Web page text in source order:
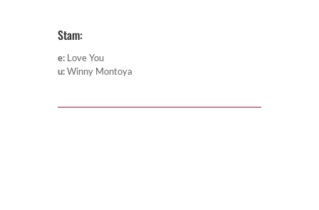
Stam:
e: Love You
u:Winny Montoya